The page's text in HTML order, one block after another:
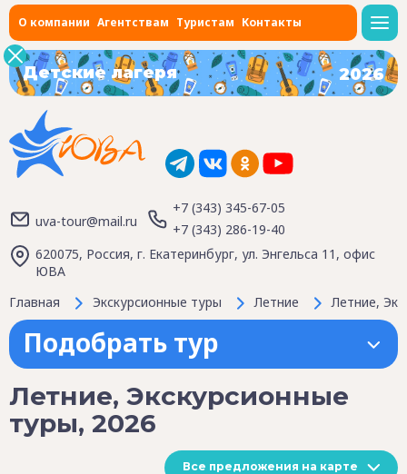
О компании Агентствам Туристам Контакты
Детские лагеря 2026
uva-tour@mail.ru
+7 (343) 345-67-05
+7 (343) 286-19-40
620075, Россия, г. Екатеринбург, ул. Энгельса 11, офис
ЮВА
Главная
Экскурсионные туры Летние Летние,
Подобрать тур
Летние, Экскурсионные
туры, 2026
Все предложения на карте